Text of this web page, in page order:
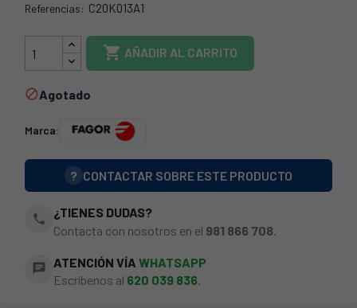
Referencias: C20K013A1
73FA0216
 AÑADIR AL CARRITO
Agotado
Marca:
? CONTACTAR SOBRE ESTE PRODUCTO
phone
¿TIENES DUDAS?
Contacta con nosotros en el 981 866 708
chat ATENCIÓN VÍA WHATSAPP
Escríbenos al 620 039 836.